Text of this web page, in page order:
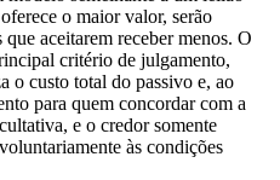
o maior valor, serão
aceitarem receber menos. O
critério de julgamento,
o custo total do passivo e, ao
para quem concordar com a
e o credor somente
às condições